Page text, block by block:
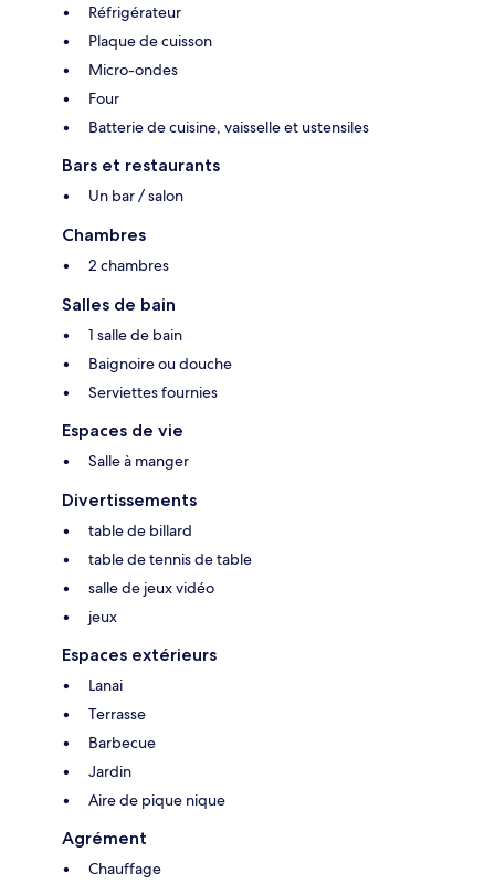
Réfrigérateur
Plaque de cuisson
Micro-ondes
Four
Batterie de cuisine, vaisselle et ustensiles
Bars et restaurants
Un bar / salon
Chambres
2 chambres
Salles de bain
1 salle de bain
Baignoire ou douche
Serviettes fournies
Espaces de vie
Salle à manger
Divertissements
table de billard
table de tennis de table
salle de jeux vidéo
jeux
Espaces extérieurs
Lanai
Terrasse
Barbecue
Jardin
Aire de pique nique
Agrément
Chauffage